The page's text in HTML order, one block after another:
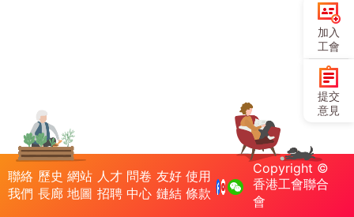
聯絡
我們
歷史
長廊
網站
地圖
人才
招聘
問卷
中心
友好
鏈結
使用
條款
Copyright ©
香港工會聯合
會
加入
工會
提交
意見